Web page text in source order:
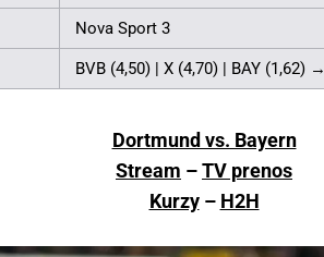
Nova Sport 3
BVB (4,50) | X (4,70) | BAY (1,62) →
Dortmund vs. Bayern
Stream –TV prenos
Kurzy– H2H